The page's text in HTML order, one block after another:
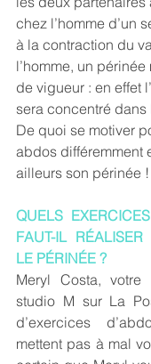
chez l’homme d’un
à la contraction du
l’homme, un
de vigueur : en effet
sera concentré dans
De quoi se motiver
abdos différemment
ailleurs son périnée !
QUELS
FAUT-IL
LE PÉRINÉE ?
Meryl Costa,
studio M sur La
d’exercices
mettent pas à mal